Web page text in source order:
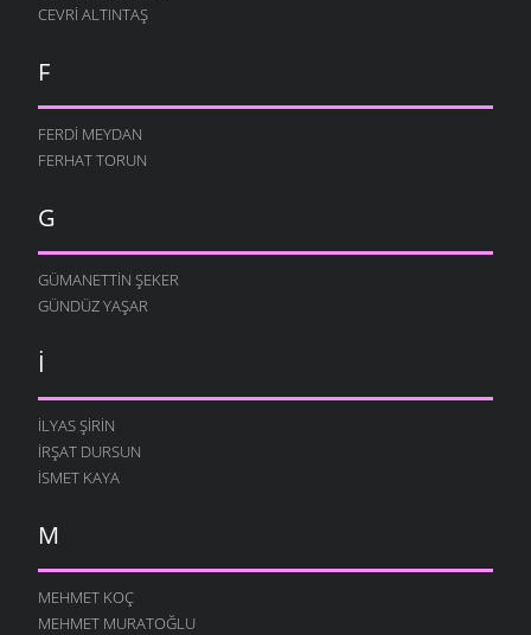
CEVRI ALTINTAŞ
F
FERDI MEYDAN
FERHAT TORUN
G
GÜMANETTIN ŞEKER
GÜNDÜZ YAŞAR
I
İLYAS ŞIRIN
İRŞAT DURSUN
ISMET KAYA
M
MEHMET KOÇ
MEHMET MURATOĞLU